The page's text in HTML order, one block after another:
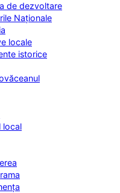
de dezvoltare
Naționale
locale
istorice
local